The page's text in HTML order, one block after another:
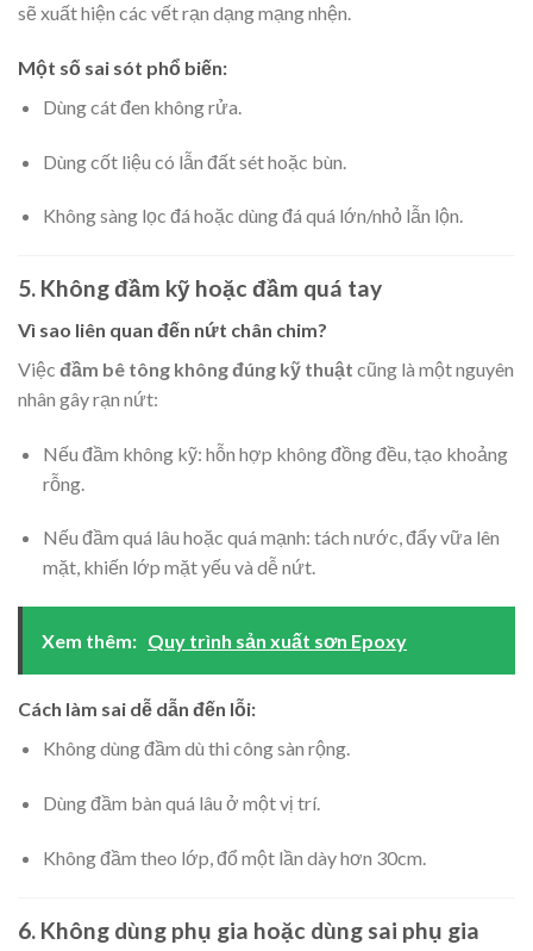
sẽ xuất hiện các vết rạn dạng mạng nhện.
Một số sai sót phổ biến:
Dùng cát đen không rửa.
Dùng cốt liệu có lẫn đất sét hoặc bùn.
Không sàng lọc đá hoặc dùng đá quá lớn/nhỏ lẫn lộn.
5. Không đầm kỹ hoặc đầm quá tay
Vì sao liên quan đến nứt chân chim?
Việc đầm bê tông không đúng kỹ thuật cũng là một nguyên
nhân gây rạn nứt:
Nếu đầm không kỹ: hỗn hợp không đồng đều, tạo khoảng
rỗng.
Nếu đầm quá lâu hoặc quá mạnh: tách nước, đẩy vữa lên
mặt, khiến lớp mặt yếu và dễ nứt.
Xem thêm: Quy trình sản xuất sơn Epoxy
Cách làm sai dễ dẫn đến lỗi:
Không dùng đầm dù thi công sàn rộng.
Dùng đầm bàn quá lâu ở một vị trí.
Không đầm theo lớp, đổ một lần dày hơn 30cm.
6. Không dùng phụ gia hoặc dùng sai phụ gia